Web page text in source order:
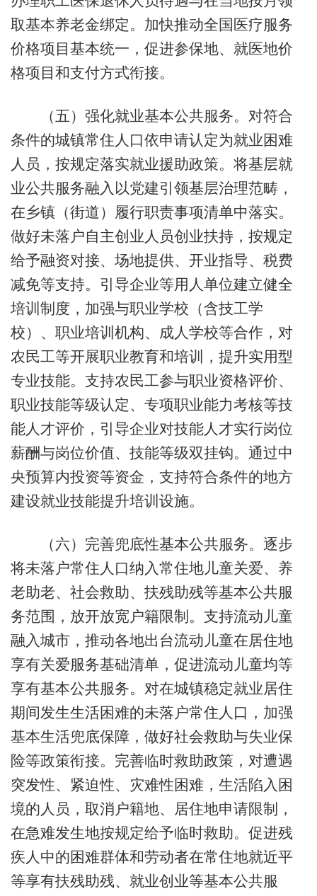
取基本养老金绑定。加快推动全国医疗服务
价格项目基本统一，促进参保地、就医地价
格项目和支付方式衔接。
（五）强化就业基本公共服务。对符合
条件的城镇常住人口依申请认定为就业困难
人员，按规定落实就业援助政策。将基层就
业公共服务融入以党建引领基层治理范畴，
在乡镇（街道）履行职责事项清单中落实。
做好未落户自主创业人员创业扶持，按规定
给予融资对接、场地提供、开业指导、税费
减免等支持。引导企业等用人单位建立健全
培训制度，加强与职业学校（含技工学
校）、职业培训机构、成人学校等合作，对
农民工等开展职业教育和培训，提升实用型
专业技能。支持农民工参与职业资格评价、
职业技能等级认定、专项职业能力考核等技
能人才评价，引导企业对技能人才实行岗位
薪酬与岗位价值、技能等级双挂钩。通过中
央预算内投资等资金，支持符合条件的地方
建设就业技能提升培训设施。
（六）完善兜底性基本公共服务。逐步
将未落户常住人口纳入常住地儿童关爱、养
老助老、社会救助、扶残助残等基本公共服
务范围，放开放宽户籍限制。支持流动儿童
融入城市，推动各地出台流动儿童在居住地
享有关爱服务基础清单，促进流动儿童均等
享有基本公共服务。对在城镇稳定就业居住
期间发生生活困难的未落户常住人口，加强
基本生活兜底保障，做好社会救助与失业保
险等政策衔接。完善临时救助政策，对遭遇
突发性、紧迫性、灾难性困难，生活陷入困
境的人员，取消户籍地、居住地申请限制，
在急难发生地按规定给予临时救助。促进残
疾人中的困难群体和劳动者在常住地就近平
等享有扶残助残、就业创业等基本公共服